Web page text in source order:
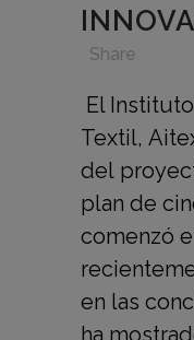
Share
El
Textil,
del
plan de
comenzó
en las